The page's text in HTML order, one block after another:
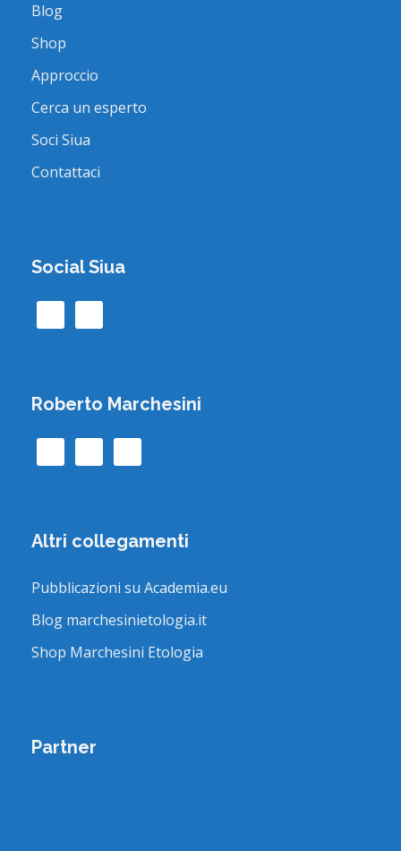
Blog
Shop
Approccio
Cerca un esperto
Soci Siua
Contattaci
Social Siua
Roberto Marchesini
Altri collegamenti
Pubblicazioni su Academia.eu
Blog marchesinietologia.it
Shop Marchesini Etologia
Partner